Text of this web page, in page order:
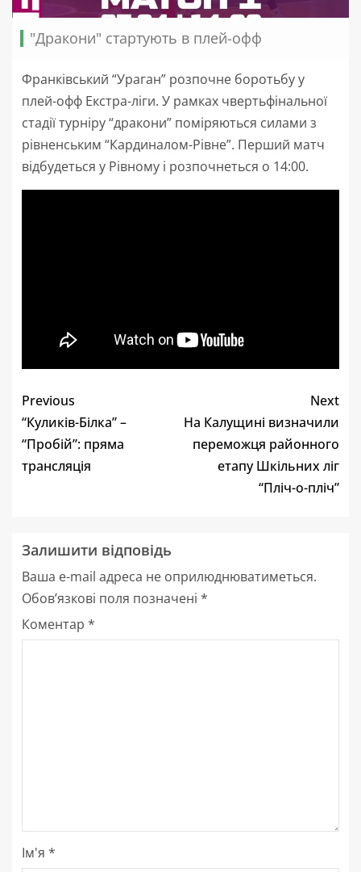
"Дракони" стартують в плей-офф
Франківський “Ураган” розпочне боротьбу у
плей-офф Екстра-ліги. У рамках чвертьфінальної
стадії турніру “дракони” поміряються силами з
рівненським “Кардиналом-Рівне”. Перший матч
відбудеться у Рівному і розпочнеться о 14:00.
Previous
“Куликів-Білка” –
“Пробій”: пряма
трансляція
Next
На Калущині визначили
переможця районного
етапу Шкільних ліг
“Пліч-о-пліч”
Залишити відповідь
Ваша e-mail адреса не оприлюднюватиметься.
Обов’язкові поля позначені *
Коментар *
Ім'я *